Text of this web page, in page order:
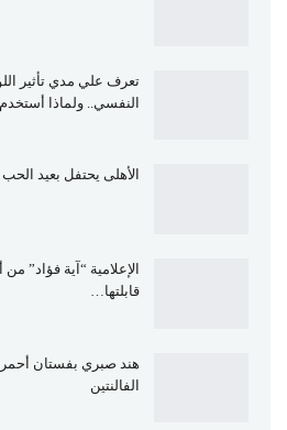
تعرف علي مدي تأثير
النفسي.. ولماذا
الأهلى يحتفل بعيد الحب
الإعلامية “آية فؤاد”
قابلتها…
هند صبري بفستان
الفالنتين